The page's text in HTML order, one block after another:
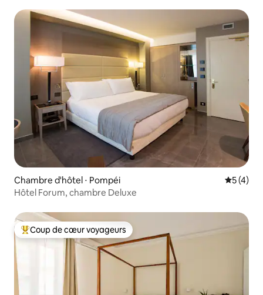
Chambre d'hôtel ⋅ Pompéi
5 (4)
Hôtel Forum, chambre Deluxe
Coups de cœur voyageurs les plus appréciés
Coup de cœur voyageurs